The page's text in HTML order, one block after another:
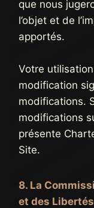
que nous
l’objet et de
apportés.
Votre
modification
modifications.
modifications
présente
Site.
8. La
et des